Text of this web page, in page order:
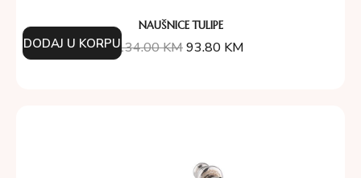
NAUŠNICE TULIPE
134.00KM93.80 KM
DODAJ U KORPU